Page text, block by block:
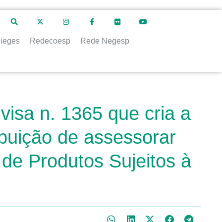
Redecoesp Rede Negesp
n. 1365 que cria a
de assessorar
Produtos Sujeitos à